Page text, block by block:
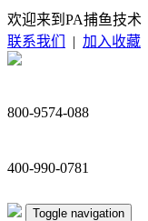
欢迎来到PA捕鱼技术
联系我们
| 加入收藏
800-9574-088
400-990-0781
Toggle navigation